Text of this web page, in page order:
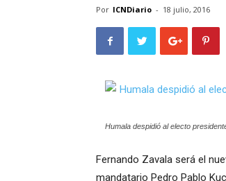
Por ICNDiario - 18 julio, 2016
Humala despidió al electo
Fernando Zavala será el
mandatario Pedro Pablo